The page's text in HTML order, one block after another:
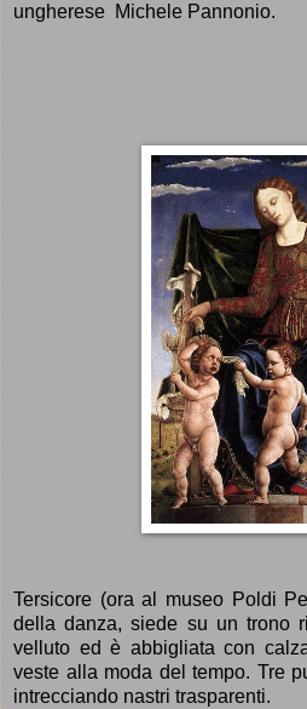
ungherese Michele Pannonio.
Tersicore (ora al museo Poldi
della danza, siede su un trono
velluto ed è abbigliata con
veste alla moda del tempo. Tre
intrecciando nastri trasparenti.